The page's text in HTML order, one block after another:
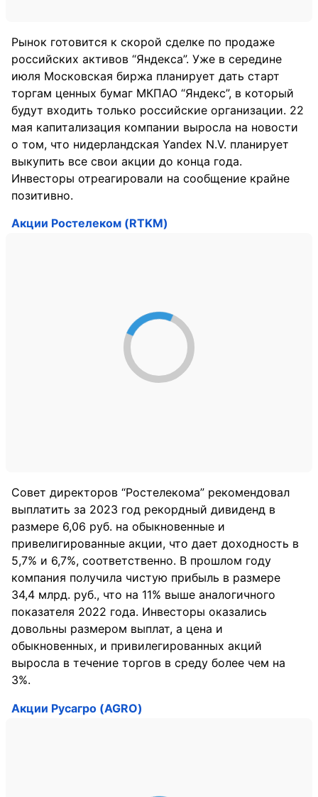
Рынок готовится к скорой сделке по продаже
российских активов “Яндекса”. Уже в середине
июля Московская биржа планирует дать старт
торгам ценных бумаг МКПАО “Яндекс”, в который
будут входить только российские организации. 22
мая капитализация компании выросла на новости
о том, что нидерландская Yandex N.V. планирует
выкупить все свои акции до конца года.
Инвесторы отреагировали на сообщение крайне
позитивно.
Акции Ростелеком (RTKM)
Совет директоров “Ростелекома” рекомендовал
выплатить за 2023 год рекордный дивиденд в
размере 6,06 руб. на обыкновенные и
привелигированные акции, что дает доходность в
5,7% и 6,7%, соответственно. В прошлом году
компания получила чистую прибыль в размере
34,4 млрд. руб., что на 11% выше аналогичного
показателя 2022 года. Инвесторы оказались
довольны размером выплат, а цена и
обыкновенных, и привилегированных акций
выросла в течение торгов в среду более чем на
3%.
Акции Русагро (AGRO)